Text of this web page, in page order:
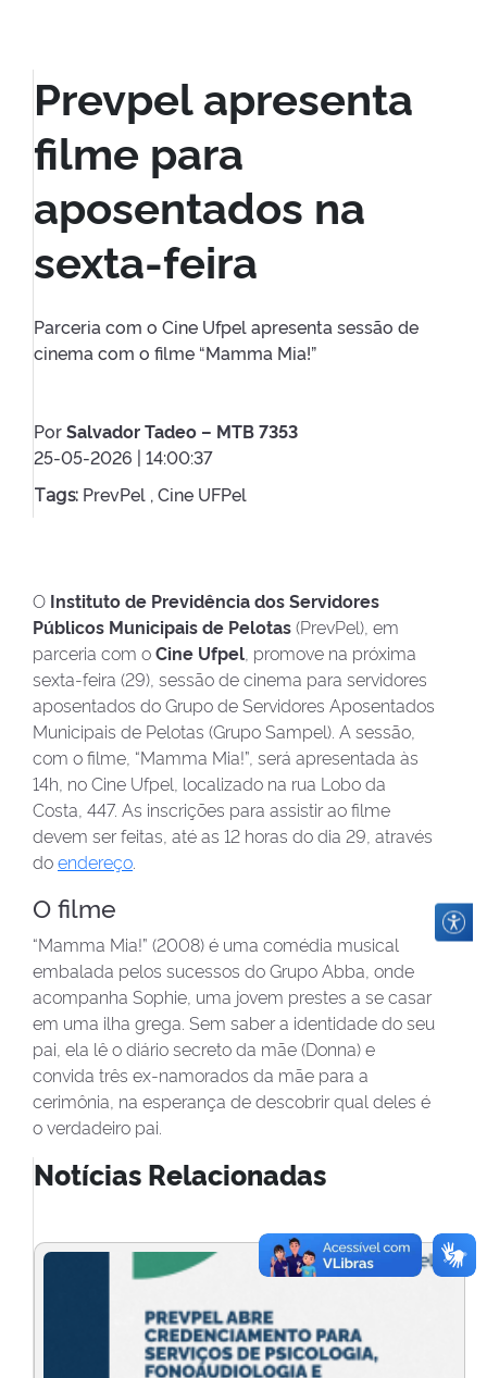
Prevpel apresenta
filme para
aposentados na
sexta-feira
Parceria com o Cine Ufpel apresenta sessão de
cinema com o filme “Mamma Mia!”
PorSalvador Tadeo – MTB 7353
25-05-2026 | 14:00:37
Tags: PrevPel , Cine UFPel
O Instituto de Previdência dos Servidores
Públicos Municipais de Pelotas(PrevPel), em
parceria com oCine Ufpel , promove na próxima
sexta-feira (29), sessão de cinema para servidores
aposentados do Grupo de Servidores Aposentados
Municipais de Pelotas (Grupo Sampel). A sessão,
com o filme, “Mamma Mia!”, será apresentada às
14h, no Cine Ufpel, localizado na rua Lobo da
Costa, 447. As inscrições para assistir ao filme
devem ser feitas, até as 12 horas do dia 29, através
doendereço
O filme
“Mamma Mia!” (2008) é uma comédia musical
embalada pelos sucessos do Grupo Abba, onde
acompanha Sophie, uma jovem prestes a se casar
em uma ilha grega. Sem saber a identidade do seu
pai, ela lê o diário secreto da mãe (Donna) e
convida três ex-namorados da mãe para a
cerimônia, na esperança de descobrir qual deles é
o verdadeiro pai.
Notícias Relacionadas